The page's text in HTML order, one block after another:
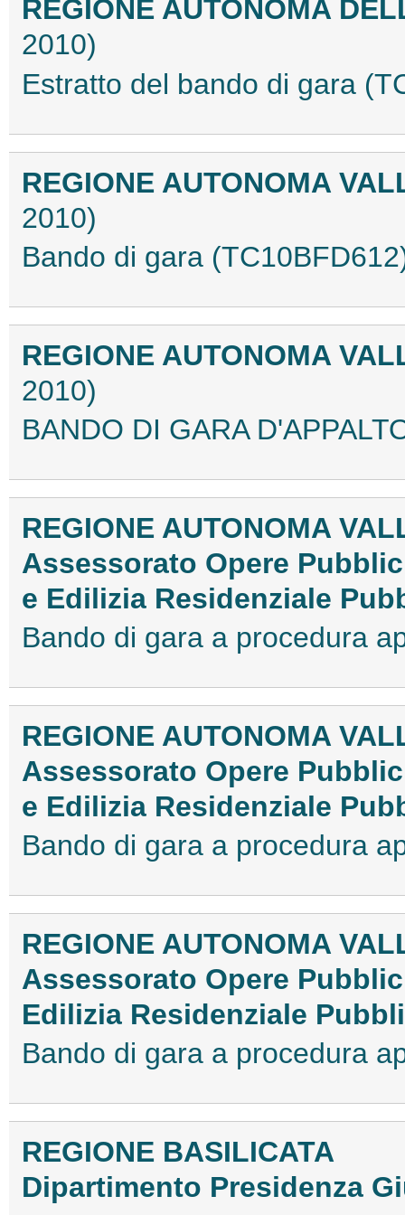
REGIONE AUTONOMA
2010)
Estratto del bando di gara
REGIONE AUTONOMA
2010)
Bando di gara
REGIONE AUTONOMA
2010)
BANDO DI GARA
REGIONE AUTONOMA
Assessorato Opere
e Edilizia Residenziale
Bando di gara a procedura
REGIONE AUTONOMA
Assessorato Opere
e Edilizia Residenziale
Bando di gara a procedura
REGIONE AUTONOMA
Assessorato Opere
Edilizia Residenziale
Bando di gara a procedura
REGIONE BASILICATA
Dipartimento Presidenza